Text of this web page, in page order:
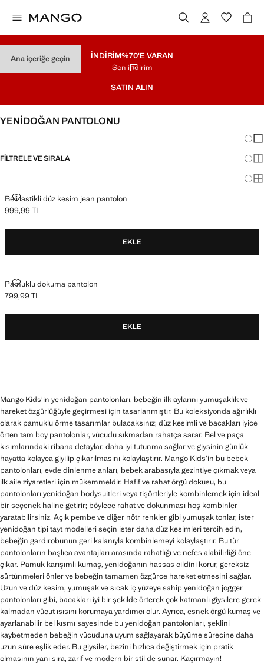
Ana içeriğe geçin İNDİRİM%70'E VARAN
Son indirim
SATIN ALIN
YENİDOĞAN PANTOLONU
FILTRELE VE SIRALA
Az
Beli lastikli düz kesim jean pantolon
BELI LASTIKLI DÜZ KESIM JEAN PANTOLON
Güncel fiyat [999,99 TL ]
999,99 TL
EKLE
Pamuklu dokuma pantolon
PAMUKLU DOKUMA PANTOLON
Güncel fiyat [799,99 TL ]
799,99 TL
EKLE
Mango Kids’in yenidoğan pantolonları, bebeğin ilk aylarını yumuşaklık ve
hareket özgürlüğüyle geçirmesi için tasarlanmıştır. Bu koleksiyonda ağırlıklı
olarak pamuklu örme tasarımlar bulacaksınız; düz kesimli ve bacakları iyice
örten tam boy pantolonlar, vücudu sıkmadan rahatça sarar. Bel ve paça
kısımlarındaki ribana detaylar, daha iyi tutunma sağlar ve giysinin günlük
hayatta kolayca giyilip çıkarılmasını kolaylaştırır. Mango Kids’in bu bebek
pantolonları, evde dinlenme anları, bebek arabasıyla gezintiye çıkmak veya
ilk aile ziyaretleri için mükemmeldir. Hafif ve rahat örgü dokusu, bu
pantolonları yenidoğan bodysuitleri veya tişörtleriyle kombinlemek için ideal
bir seçenek haline getirir; böylece rahat ve dokunması hoş kombinler
yaratabilirsiniz. Açık pembe ve diğer nötr renkler gibi yumuşak tonlar, ister
yenidoğan tipi tayt modelleri seçin ister daha düz kesimleri tercih edin,
bebeğin gardırobunun geri kalanıyla kombinlemeyi kolaylaştırır. Bu tür
pantolonların başlıca avantajları arasında rahatlığı ve nefes alabilirliği öne
çıkar. Pamuk karışımlı kumaş, yenidoğanın hassas cildini korur, gereksiz
sürtünmeleri önler ve bebeğin tamamen özgürce hareket etmesini sağlar.
Uzun ve düz kesim, yumuşak ve sıcak iç yüzeye sahip yenidoğan jogger
pantolonları gibi, bacakları iyi bir şekilde örterek çok katmanlı giysilere gerek
kalmadan vücut ısısını korumaya yardımcı olur. Ayrıca, esnek örgü kumaş ve
ayarlanabilir bel kısmı sayesinde bu yenidoğan pantolonları, şeklini
kaybetmeden bebeğin vücuduna uyum sağlayarak büyüme sürecine daha
uzun süre eşlik eder. Bu giysiler, bezini hızlıca değiştirmek için pratik
olmasının yanı sıra, zarif ve modern bir stil de sunar. Kaçırmayın!